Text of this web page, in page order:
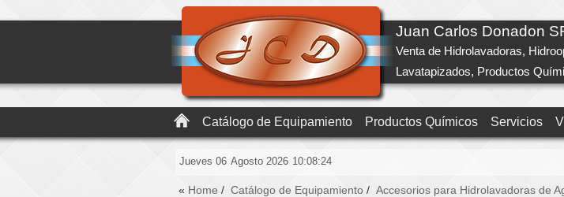
Juan Carlos Donadon
Venta de Hidrolavadoras,
Lavatapizados, Productos
Catálogo de Equipamiento Productos Químicos Servicios
Jueves 06 Agosto 2026 10:08:25
« Home / Catálogo de Equipamiento / Accesorios para Hidrolavadoras de